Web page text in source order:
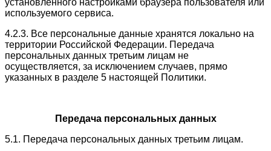
используемого сервиса.
4.2.3. Все персональные данные хранятся локально на
территории Российской Федерации. Передача
персональных данных третьим лицам не
осуществляется, за исключением случаев, прямо
указанных в разделе 5 настоящей Политики.
Передача персональных данных
5.1. Передача персональных данных третьим лицам.